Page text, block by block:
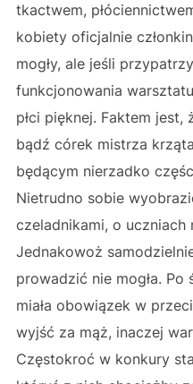
tkactwem,
kobiety oficjalnie
mogły, ale jeśli
funkcjonowania
płci pięknej. Faktem
bądź córek mistrza
będącym nierzadko
Nietrudno sobie
czeladnikami, o uczniach
Jednakowoż
prowadzić nie mogła.
miała obowiązek w
wyjść za mąż, inaczej
Częstokroć w konkury